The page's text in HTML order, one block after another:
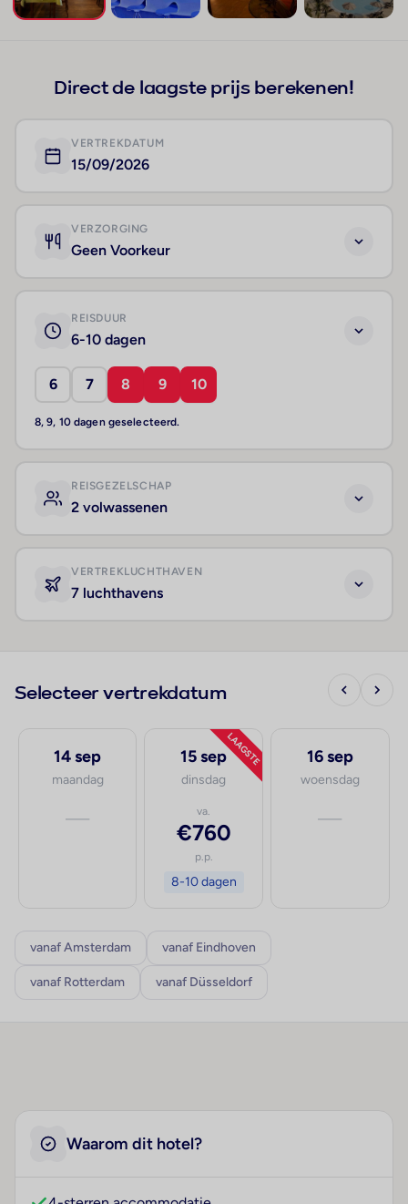
Direct de laagste prijs berekenen!
VERTREKDATUM
15/09/2026
VERZORGING
Geen Voorkeur
REISDUUR
6-10 dagen
6 7 8 9 10
8, 9, 10 dagen geselecteerd.
REISGEZELSCHAP
2 volwassenen
VERTREKLUCHTHAVEN
7 luchthavens
Selecteer vertrekdatum
14 sep
maandag
—
LAAGSTE
15 sep
dinsdag
va.
€760
p.p.
8-10 dagen
16 sep
woensdag
—
vanaf Amsterdam vanaf Eindhoven
vanaf Rotterdam vanaf Düsseldorf
Waarom dit hotel?